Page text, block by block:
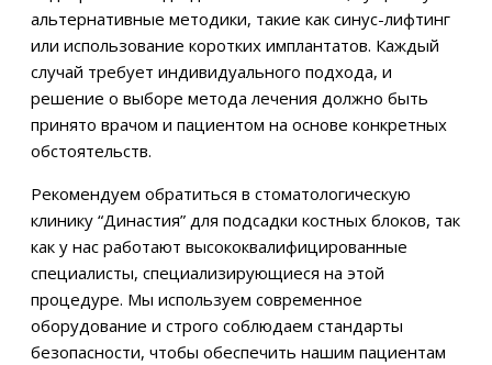
альтернативные методики, такие как синус-лифтинг
или использование коротких имплантатов. Каждый
случай требует индивидуального подхода, и
решение о выборе метода лечения должно быть
принято врачом и пациентом на основе конкретных
обстоятельств.
Рекомендуем обратиться в стоматологическую
клинику “Династия” для подсадки костных блоков, так
как у нас работают высококвалифицированные
специалисты, специализирующиеся на этой
процедуре. Мы используем современное
оборудование и строго соблюдаем стандарты
безопасности, чтобы обеспечить нашим пациентам